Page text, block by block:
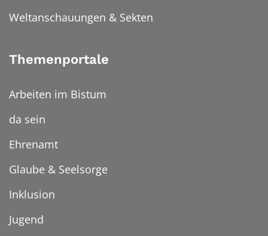
Weltanschauungen & Sekten
Themenportale
Arbeiten im Bistum
da sein
Ehrenamt
Glaube & Seelsorge
Inklusion
Jugend